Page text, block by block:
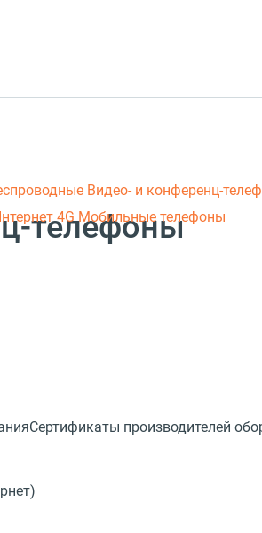
Видео- и конференц-
4GМобильные телефоны
телефоны
Сертификаты производителей